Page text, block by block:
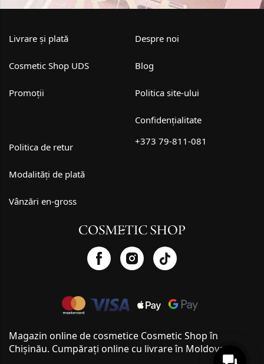
Livrare și plată
Cosmetic Shop UDS
Promoții
Despre noi
Blog
Politica site-ului
Confidențialitate
Politica de retur
Modalități de plată
Vânzări en-gross
+373 79-811-081
Magazin online de cosmetice Cosmetic Shop în
Chișinău. Cumpărați online cu livrare în Moldova.